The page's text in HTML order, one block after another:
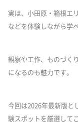
実は、小田原・箱根エ
などを体験しながら学
観察や工作、ものづく
になるのも魅力です。
今回は2026年最新版と
験スポットを厳選して